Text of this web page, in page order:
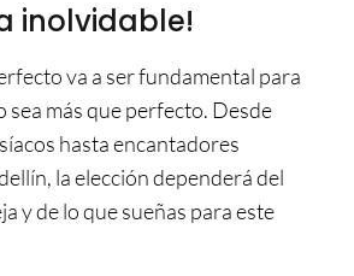
inolvidable!
va a ser fundamental para
sea más que perfecto. Desde
hasta encantadores
la elección dependerá del
y de lo que sueñas para este